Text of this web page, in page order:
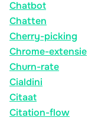
Chatbot
Chatten
Cherry-picking
Chrome-extensie
Churn-rate
Cialdini
Citaat
Citation-flow